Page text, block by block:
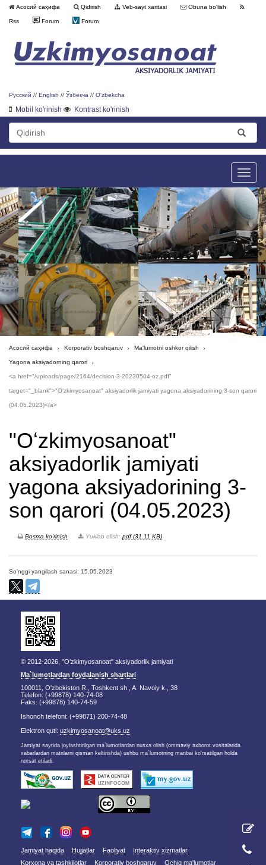
Асосий саҳифа Qidirish Veb-sayt xaritasi Obuna bo'lish
Rss Forum Forum
Русский // English // Ўзбекча // O'zbekcha
Mobil ko'rinish Kontrast ko'rinish
Toggle
Асосий саҳифа Korporativ boshqaruv Ma'lumotni oshkor qilish
Yagona aksiyadorning qarori
<a href="/uploads/page/2164/decision-3-20230504-oz.pdf"
target="_blank">"Oʻzkimyosanoat" aksiyadorlik jamiyati yagona aksiyadorining 3-son qarori
(04.05.2023)</a>
"Oʻzkimyosanoat"
aksiyadorlik jamiyati
yagona aksiyadorining 3-
son qarori (04.05.2023)
Bosma ko'rinish Yuklab olish: pdf (31.11 KB)
So'nggi yangilash sanasi: 15.05.2023
© 2012-2026, "O'zkimyosanoat" aksiyadorlik jamiyati
Ma`lumotlardan foydalanish shartlari
100011, O'zbekiston R., Toshkent sh., A. Navoiy k., 38
Telefon: (+99878) 140-74-08
Faks: (+99878) 140-74-59
Ishonch telefoni: (+99871) 200-74-48
Elektron quti: uzkimyosanoat@uks.uz
Jamiyat saytida joylashtirilgan ma`lumotlardan nusxa olish (ommaviy axborot vositalarida
xabarlardan matnlarni qisman keltirishda) ushbu ma`lumotning manbai ko'rsatilgan holda
ruxsat etiladi.
Jamiyat haqida Hujjatlar Faoliyat
Interaktiv xizmatlar
Korxona va tashkilotlar
Korporativ boshqaruv
Ochiq ma'lumotlar